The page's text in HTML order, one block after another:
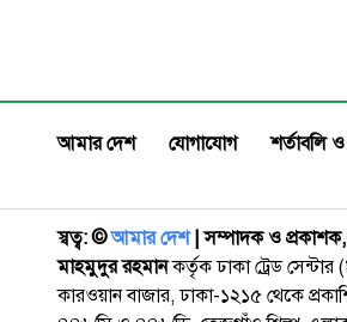
তবে সেই সম্পর্ক হতে হবে প
আমার দেশ যোগাযোগ শর্তাবলি
স্বত্ব: ©️আমার দেশ| সম্পাদক ও
মাহমুদুর রহমানকর্তৃক ঢাকা ট্রেড
কারওয়ান বাজার, ঢাকা-১২১৫ থেকে